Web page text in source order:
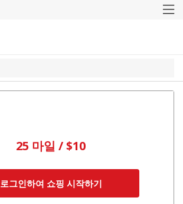
25 마일 / $10
로그인하여 쇼핑 시작하기